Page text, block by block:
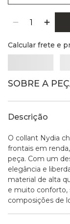
Calcular frete e
SOBRE A
Descrição
O collant Nydia
frontais em
peça. Com um
elegância e
material de alta
e muito conforto,
composições de